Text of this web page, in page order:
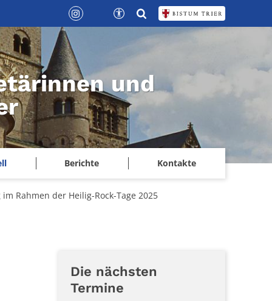
und
Berichte Kontakte
Rahmen der Heilig-Rock-Tage 2025
Die nächsten
Termine